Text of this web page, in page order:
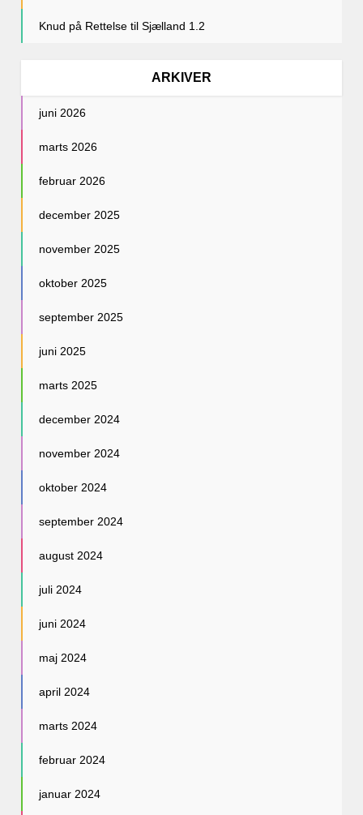
Knud på Rettelse til Sjælland 1.2
ARKIVER
juni 2026
marts 2026
februar 2026
december 2025
november 2025
oktober 2025
september 2025
juni 2025
marts 2025
december 2024
november 2024
oktober 2024
september 2024
august 2024
juli 2024
juni 2024
maj 2024
april 2024
marts 2024
februar 2024
januar 2024